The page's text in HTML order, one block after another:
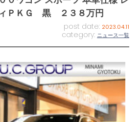
ＰＫＧ 黒 ２３８万円
post date: 2023.04.11
category: ニュース一覧